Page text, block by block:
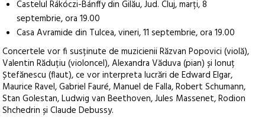
Castelul Rákóczi-Bánffy din Gilău, Jud. Cluj, marți, 8
septembrie, ora 19.00
Casa Avramide din Tulcea, vineri, 11 septembrie, ora 19.00
Concertele vor fi susținute de muzicienii Răzvan Popovici (violă),
Valentin Răduțiu (violoncel), Alexandra Văduva (pian) și Ionuț
Ștefănescu (flaut), ce vor interpreta lucrări de Edward Elgar,
Maurice Ravel, Gabriel Fauré, Manuel de Falla, Robert Schumann,
Stan Golestan, Ludwig van Beethoven, Jules Massenet, Rodion
Shchedrin și Claude Debussy.